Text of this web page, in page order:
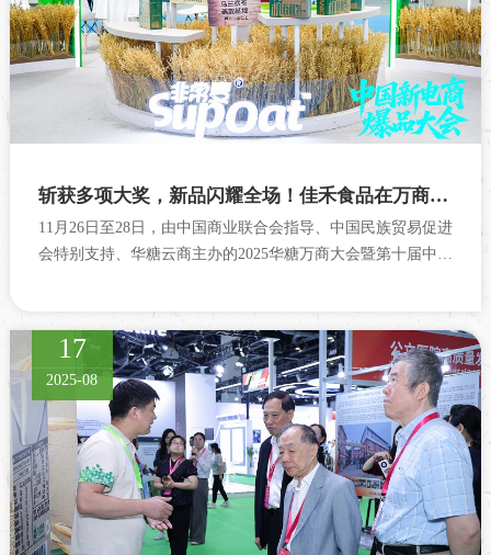
斩获多项大奖，新品闪耀全场！佳禾食品在万商大会彰显领军实力
11月26日至28日，由中国商业联合会指导、中国民族贸易促进
会特别支持、华糖云商主办的2025华糖万商大会暨第十届中国
17
2025-08